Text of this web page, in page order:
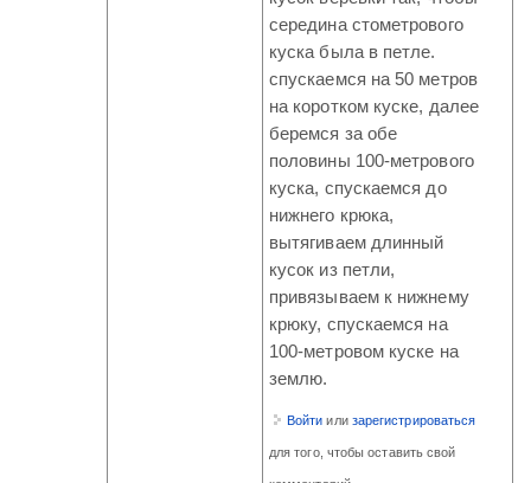
середина стометрового
куска была в петле.
спускаемся на 50 метров
на коротком куске, далее
беремся за обе
половины 100-метрового
куска, спускаемся до
нижнего крюка,
вытягиваем длинный
кусок из петли,
привязываем к нижнему
крюку, спускаемся на
100-метровом куске на
землю.
Войти или зарегистрироваться
для того, чтобы оставить свой